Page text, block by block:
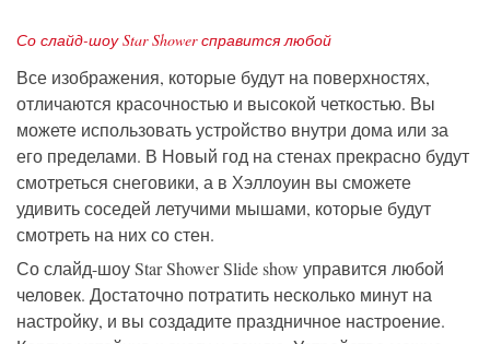
Со слайд-шоу Star Shower справится любой
Все изображения, которые будут на поверхностях,
отличаются красочностью и высокой четкостью. Вы
можете использовать устройство внутри дома или за
его пределами. В Новый год на стенах прекрасно будут
смотреться снеговики, а в Хэллоуин вы сможете
удивить соседей летучими мышами, которые будут
смотреть на них со стен.
Со слайд-шоу Star Shower Slide show управится любой
человек. Достаточно потратить несколько минут на
настройку, и вы создадите праздничное настроение.